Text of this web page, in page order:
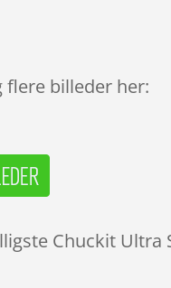
flere billeder her:
Chuckit